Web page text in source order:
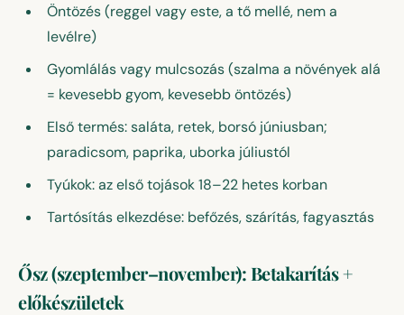
Öntözés (reggel vagy este, a tő mellé, nem a
levélre)
Gyomlálás vagy mulcsozás (szalma a növények alá
= kevesebb gyom, kevesebb öntözés)
Első termés: saláta, retek, borsó júniusban;
paradicsom, paprika, uborka júliustól
Tyúkok: az első tojások 18–22 hetes korban
Tartósítás elkezdése: befőzés, szárítás, fagyasztás
Ősz (szeptember–november): Betakarítás +
előkészületek